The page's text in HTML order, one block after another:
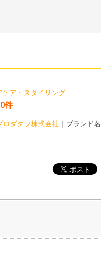
ケア・スタイリング
件
ロダクツ株式会社 ｜ブランド名